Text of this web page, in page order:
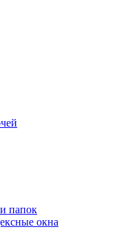
папок
окна